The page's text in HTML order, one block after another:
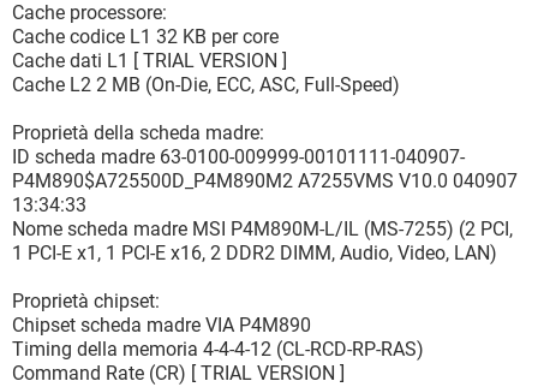
Cache processore:
Cache codice L1 32 KB per core
Cache dati L1 [ TRIAL VERSION ]
Cache L2 2 MB (On-Die, ECC, ASC, Full-Speed)
Proprietà della scheda madre:
ID scheda madre 63-0100-009999-00101111-040907-
P4M890$A725500D_P4M890M2 A7255VMS V10.0 040907
13:34:33
Nome scheda madre MSI P4M890M-L/IL (MS-7255) (2 PCI,
1 PCI-E x1, 1 PCI-E x16, 2 DDR2 DIMM, Audio, Video, LAN)
Proprietà chipset:
Chipset scheda madre VIA P4M890
Timing della memoria 4-4-4-12 (CL-RCD-RP-RAS)
Command Rate (CR) [ TRIAL VERSION ]